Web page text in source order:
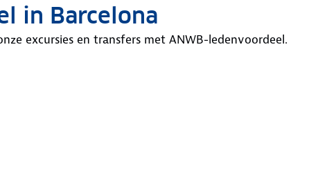
in Barcelona
excursies en transfers met ANWB-ledenvoordeel.